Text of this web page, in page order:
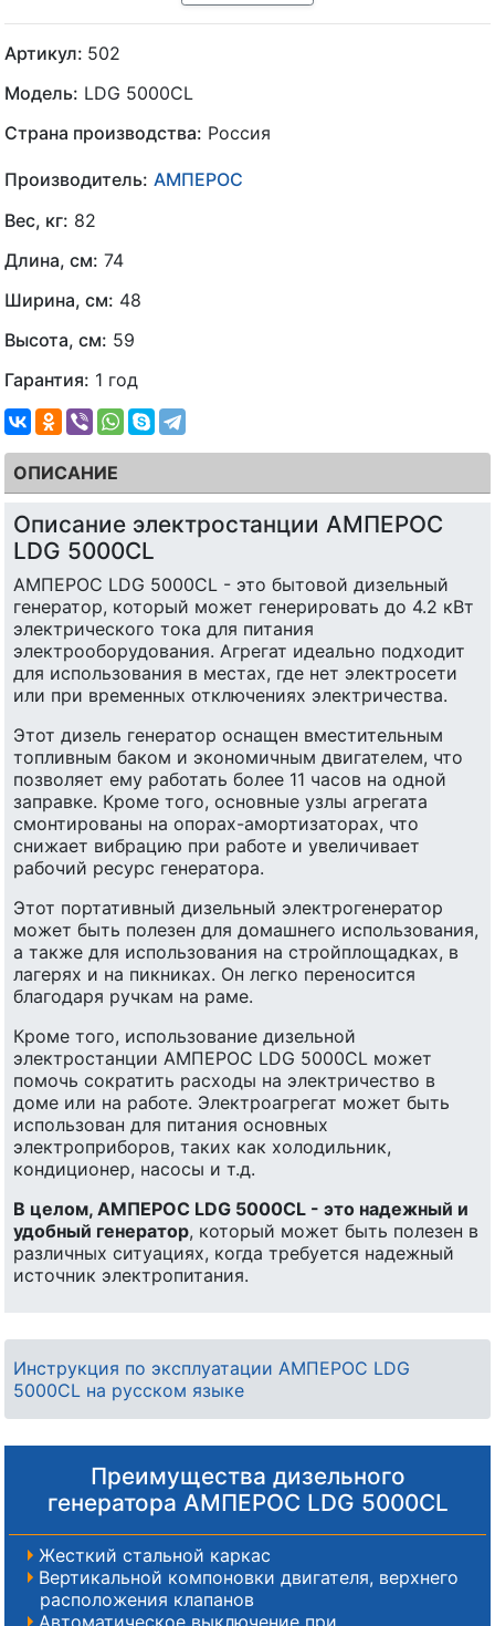
Артикул: 502
Модель: LDG 5000CL
Страна производства: Россия
Производитель: АМПЕРОС
Вес, кг: 82
Длина, см: 74
Ширина, см: 48
Высота, см: 59
Гарантия: 1 год
ОПИСАНИЕ
Описание электростанции АМПЕРОС
LDG 5000CL
АМПЕРОС LDG 5000CL - это бытовой дизельный
генератор, который может генерировать до 4.2 кВт
электрического тока для питания
электрооборудования. Агрегат идеально подходит
для использования в местах, где нет электросети
или при временных отключениях электричества.
Этот дизель генератор оснащен вместительным
топливным баком и экономичным двигателем, что
позволяет ему работать более 11 часов на одной
заправке. Кроме того, основные узлы агрегата
смонтированы на опорах-амортизаторах, что
снижает вибрацию при работе и увеличивает
рабочий ресурс генератора.
Этот портативный дизельный электрогенератор
может быть полезен для домашнего использования,
а также для использования на стройплощадках, в
лагерях и на пикниках. Он легко переносится
благодаря ручкам на раме.
Кроме того, использование дизельной
электростанции АМПЕРОС LDG 5000CL может
помочь сократить расходы на электричество в
доме или на работе. Электроагрегат может быть
использован для питания основных
электроприборов, таких как холодильник,
кондиционер, насосы и т.д.
В целом, АМПЕРОС LDG 5000CL - это надежный и
удобный генератор, который может быть полезен в
различных ситуациях, когда требуется надежный
источник электропитания.
Инструкция по эксплуатации АМПЕРОС LDG
5000CL на русском языке
Преимущества дизельного
генератора АМПЕРОС LDG 5000CL
Жесткий стальной каркас
Вертикальной компоновки двигателя, верхнего
расположения клапанов
Автоматическое выключение при